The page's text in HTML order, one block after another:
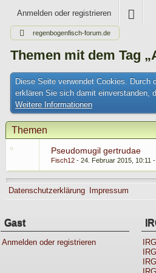
Anmelden oder registrieren
regenbogenfisch-forum.de
Themen mit dem Tag
Diese Seite verwendet Cookies. Durch
erklären Sie sich damit einverstanden,
Weitere Informationen
Themen
Pseudomugil gertrudae
Fisch12 24. Februar 2015, 10:11
Datenschutzerklärung Impressum
Gast
Anmelden oder registrieren